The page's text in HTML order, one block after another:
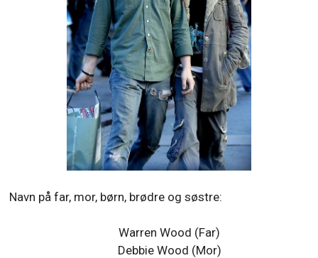
Navn på far, mor, børn, brødre og søstre:
Warren Wood (Far)
Debbie Wood (Mor)